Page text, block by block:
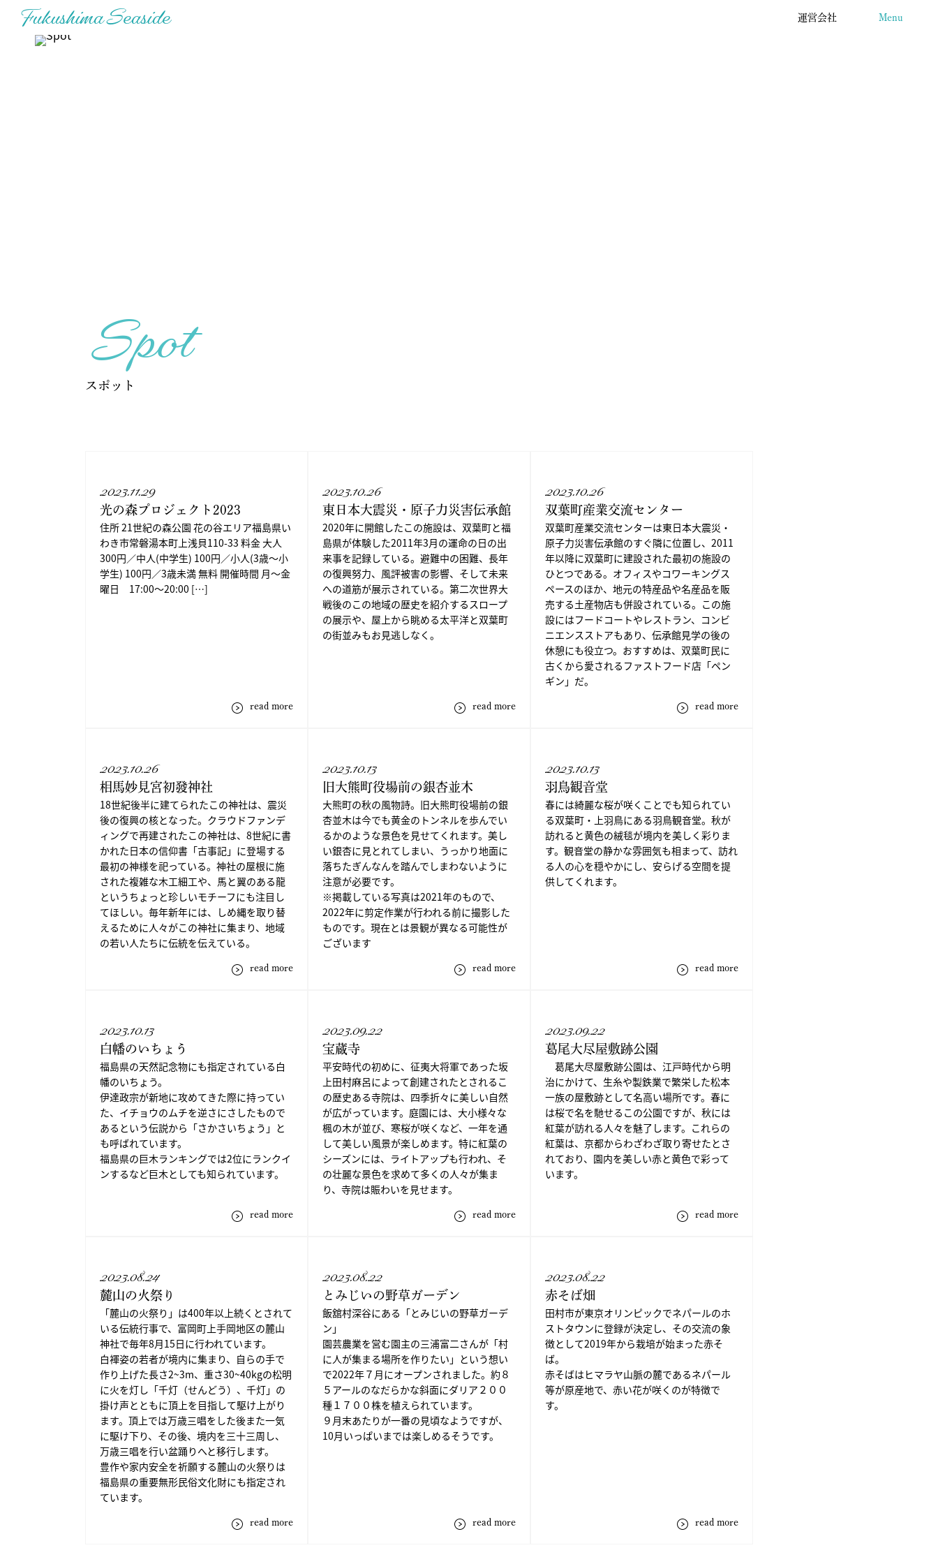
FukushimaSeaside 運営会社 Menu
Spot
スポット
2023.11.29
光の森プロジェクト2023
住所 21世紀の森公園 花の谷エリア福島県い
わき市常磐湯本町上浅貝110-33 料金 大人
300円／中人(中学生) 100円／小人(3歳～小
学生) 100円／3歳未満 無料 開催時間 月～金
曜日 17:00～20:00 […]
read more
2023.10.26
東日本大震災・原子力災害伝承館
2020年に開館したこの施設は、双葉町と福
島県が体験した2011年3月の運命の日の出
来事を記録している。避難中の困難、長年
の復興努力、風評被害の影響、そして未来
への道筋が展示されている。第二次世界大
戦後のこの地域の歴史を紹介するスロープ
の展示や、屋上から眺める太平洋と双葉町
の街並みもお見逃しなく。
read more
2023.10.26
双葉町産業交流センター
双葉町産業交流センターは東日本大震災・
原子力災害伝承館のすぐ隣に位置し、2011
年以降に双葉町に建設された最初の施設の
ひとつである。オフィスやコワーキングス
ペースのほか、地元の特産品や名産品を販
売する土産物店も併設されている。この施
設にはフードコートやレストラン、コンビ
ニエンスストアもあり、伝承館見学の後の
休憩にも役立つ。おすすめは、双葉町民に
古くから愛されるファストフード店「ペン
ギン」だ。
read more
2023.10.26
相馬妙見宮初發神社
18世紀後半に建てられたこの神社は、震災
後の復興の核となった。クラウドファンデ
ィングで再建されたこの神社は、8世紀に書
かれた日本の信仰書「古事記」に登場する
最初の神様を祀っている。神社の屋根に施
された複雑な木工細工や、馬と翼のある龍
というちょっと珍しいモチーフにも注目し
てほしい。毎年新年には、しめ縄を取り替
えるために人々がこの神社に集まり、地域
の若い人たちに伝統を伝えている。
read more
2023.10.13
旧大熊町役場前の銀杏並木
大熊町の秋の風物詩。旧大熊町役場前の銀
杏並木は今でも黄金のトンネルを歩んでい
るかのような景色を見せてくれます。美し
い銀杏に見とれてしまい、うっかり地面に
落ちたぎんなんを踏んでしまわないように
注意が必要です。
※掲載している写真は2021年のもので、
2022年に剪定作業が行われる前に撮影した
ものです。現在とは景観が異なる可能性が
ございます
read more
2023.10.13
羽鳥観音堂
春には綺麗な桜が咲くことでも知られてい
る双葉町・上羽鳥にある羽鳥観音堂。秋が
訪れると黄色の絨毯が境内を美しく彩りま
す。観音堂の静かな雰囲気も相まって、訪れ
る人の心を穏やかにし、安らげる空間を提
供してくれます。
read more
2023.10.13
白幡のいちょう
福島県の天然記念物にも指定されている白
幡のいちょう。
伊達政宗が新地に攻めてきた際に持ってい
た、イチョウのムチを逆さにさしたもので
あるという伝説から「さかさいちょう」と
も呼ばれています。
福島県の巨木ランキングでは2位にランクイ
ンするなど巨木としても知られています。
read more
2023.09.22
宝蔵寺
平安時代の初めに、征夷大将軍であった坂
上田村麻呂によって創建されたとされるこ
の歴史ある寺院は、四季折々に美しい自然
が広がっています。庭園には、大小様々な
楓の木が並び、寒桜が咲くなど、一年を通
して美しい風景が楽しめます。特に紅葉の
シーズンには、ライトアップも行われ、そ
の壮麗な景色を求めて多くの人々が集ま
り、寺院は賑わいを見せます。
read more
2023.09.22
葛尾大尽屋敷跡公園
葛尾大尽屋敷跡公園は、江戸時代から明
治にかけて、生糸や製鉄業で繁栄した松本
一族の屋敷跡として名高い場所です。春に
は桜で名を馳せるこの公園ですが、秋には
紅葉が訪れる人々を魅了します。これらの
紅葉は、京都からわざわざ取り寄せたとさ
れており、園内を美しい赤と黄色で彩って
います。
read more
2023.08.24
麓山の火祭り
「麓山の火祭り」は400年以上続くとされて
いる伝統行事で、富岡町上手岡地区の麓山
神社で毎年8月15日に行われています。
白褌姿の若者が境内に集まり、自らの手で
作り上げた長さ2~3m、重さ30~40kgの松明
に火を灯し「千灯（せんどう）、千灯」の
掛け声とともに頂上を目指して駆け上がり
ます。頂上では万歳三唱をした後また一気
に駆け下り、その後、境内を三十三周し、
万歳三唱を行い盆踊りへと移行します。
豊作や家内安全を祈願する麓山の火祭りは
福島県の重要無形民俗文化財にも指定され
ています。
read more
2023.08.22
とみじいの野草ガーデン
飯舘村深谷にある「とみじいの野草ガーデ
ン」
園芸農業を営む園主の三浦富二さんが「村
に人が集まる場所を作りたい」という想い
で2022年７月にオープンされました。約８
５アールのなだらかな斜面にダリア２００
種１７００株を植えられています。
９月末あたりが一番の見頃なようですが、
10月いっぱいまでは楽しめるそうです。
read more
2023.08.22
赤そば畑
田村市が東京オリンピックでネパールのホ
ストタウンに登録が決定し、その交流の象
徴として2019年から栽培が始まった赤そ
ば。
赤そばはヒマラヤ山脈の麓であるネパール
等が原産地で、赤い花が咲くのが特徴で
す。
read more